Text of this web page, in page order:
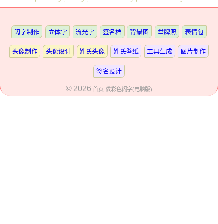
闪字制作 立体字 流光字 签名档 背景图 举牌照 表情包
头像制作 头像设计 姓氏头像 姓氏壁纸 工具生成 图片制作
签名设计
© 2026 首页 做彩色闪字(电脑版)